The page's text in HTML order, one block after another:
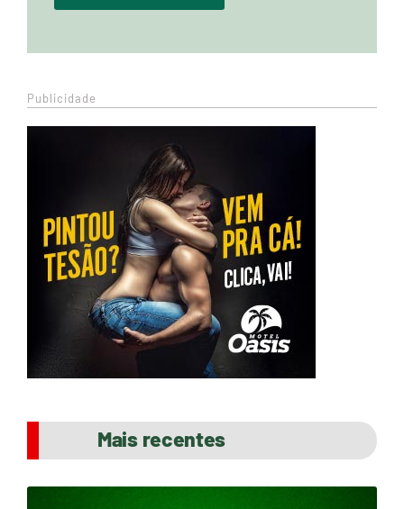
Publicidade
Mais recentes